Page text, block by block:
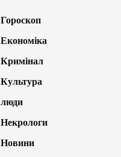
Гороскоп
Економіка
Кримінал
Культура
люди
Некрологи
Новини